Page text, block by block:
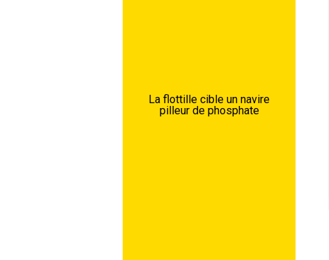
La flottille cible un navire
pilleur de phosphate